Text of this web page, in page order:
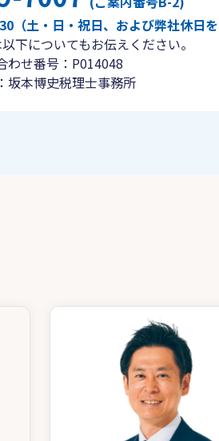
（土・日・祝日、および弊社休日
下についてもお伝えください。
わせ番号：P014048
坂本博史税理士事務所